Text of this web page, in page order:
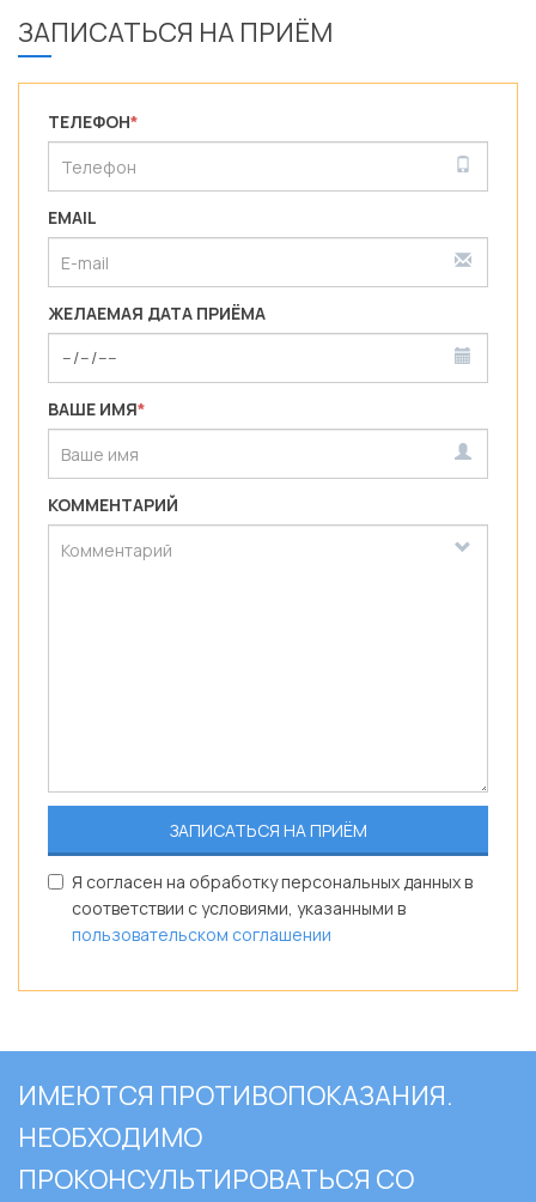
ЗАПИСАТЬСЯ НА ПРИЁМ
ТЕЛЕФОН*
EMAIL
ЖЕЛАЕМАЯ ДАТА ПРИЁМА
ВАШЕ ИМЯ*
КОММЕНТАРИЙ
Я согласен на обработку персональных данных в
соответствии с условиями, указанными в
пользовательском соглашении
ИМЕЮТСЯ ПРОТИВОПОКАЗАНИЯ.
НЕОБХОДИМО
ПРОКОНСУЛЬТИРОВАТЬСЯ СО